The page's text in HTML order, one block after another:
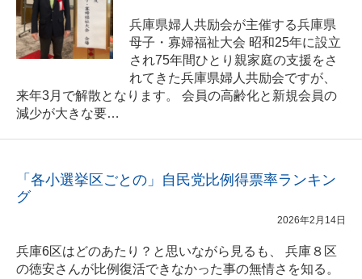
兵庫県婦人共励会が主催する兵庫県
母子・寡婦福祉大会 昭和25年に設立
され75年間ひとり親家庭の支援をさ
れてきた兵庫県婦人共励会ですが、
来年3月で解散となります。 会員の高齢化と新規会員の
減少が大きな要…
「各小選挙区ごとの」自民党比例得票率ランキン
グ
2026年2月14日
兵庫6区はどのあたり？と思いながら見るも、 兵庫８区
の徳安さんが比例復活できなかった事の無情さを知る。